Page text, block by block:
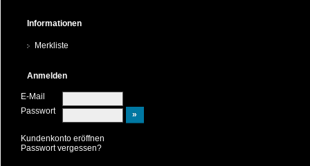
Informationen
Merkliste
Anmelden
E-Mail
Passwort
Kundenkonto eröffnen
Passwort vergessen?